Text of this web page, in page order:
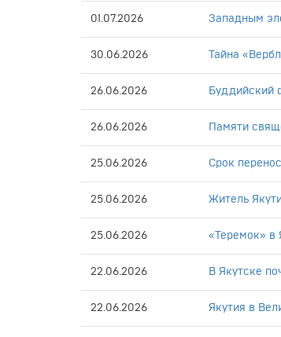
01.07.2026 Западным
30.06.2026 Тайна
26.06.2026 Буддийский
26.06.2026 Памяти
25.06.2026 Срок
25.06.2026 Житель
25.06.2026 «Теремок» в
22.06.2026 В Якутске
22.06.2026 Якутия в